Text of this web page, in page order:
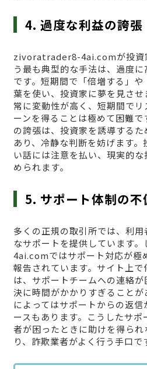
4. 過度な利益の誇張
zivoratrader8-4ai.comが投資
う最も典型的な手法は、過度
です。短期間で「倍増する」
葉を使い、投資家に夢を見さ
常に変動性が高く、短期間で
ーンを得ることは極めて困難
の誇張は、投資家を誘導する
あり、冷静な判断を妨げます
い話には注意を払い、現実的
められます。
5. サポート体制の不
多くの正規の取引所では、利
なサポートを提供しています
4ai.comではサポート対応が極
報告されています。サイト上
は、サポートチームへの連絡
決に時間がかかりすぎること
によってはサポートからの返
ースもあります。こうしたサ
者が困ったときに助けを得ら
り、詐欺業者がよく行う手口で